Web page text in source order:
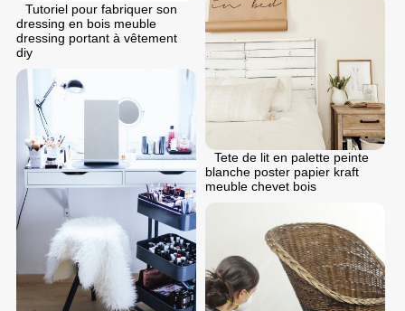
Tutoriel pour fabriquer son
dressing en bois meuble
dressing portant à vêtement
diy
Tete de lit en palette peinte
blanche poster papier kraft
meuble chevet bois